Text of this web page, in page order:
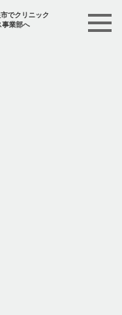
でクリニック
業部へ